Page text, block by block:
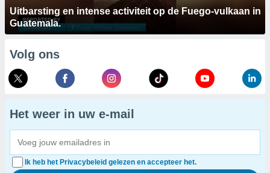
Uitbarsting en intense activiteit op de Fuego-vulkaan in
Guatemala.
Volg ons
Het weer in uw e-mail
Ik heb het Privacybeleid gelezen en accepteer het.